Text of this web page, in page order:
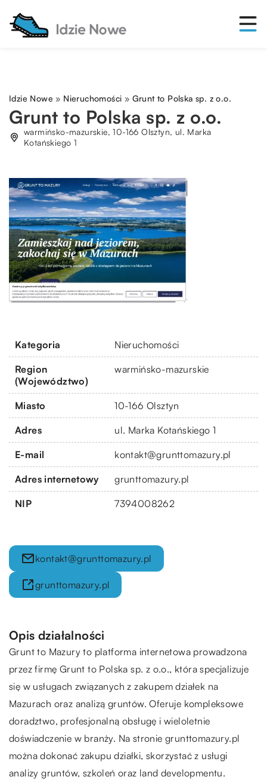
Idzie Nowe » Nieruchomości » Grunt to Polska sp. z o.o.
Grunt to Polska sp. z o.o.
warmińsko-mazurskie, 10-166 Olsztyn, ul. Marka
Kotańskiego 1
Kategoria Nieruchomości
Region
(Województwo)
warmińsko-mazurskie
Miasto 10-166 Olsztyn
Adres ul. Marka Kotańskiego 1
E-mail kontakt@grunttomazury.pl
Adres internetowy grunttomazury.pl
NIP 7394008262
kontakt@grunttomazury.pl
grunttomazury.pl
Opis działalności
Grunt to Mazury to platforma internetowa prowadzona
przez firmę Grunt to Polska sp. z o.o., która specjalizuje
się w usługach związanych z zakupem działek na
Mazurach oraz analizą gruntów. Oferuje kompleksowe
doradztwo, profesjonalną obsługę i wieloletnie
doświadczenie w branży. Na stronie grunttomazury.pl
można dokonać zakupu działki, skorzystać z usługi
analizy gruntów, szkoleń oraz land developmentu.